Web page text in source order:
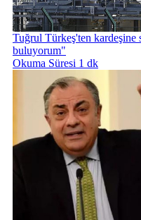
Tuğrul Türkeş'ten kardeşine
buluyorum"
Okuma Süresi 1 dk